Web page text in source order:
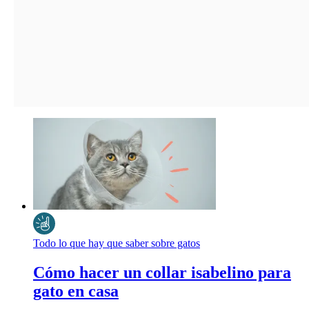
Todo lo que hay que saber sobre gatos
Cómo hacer un collar isabelino para
gato en casa